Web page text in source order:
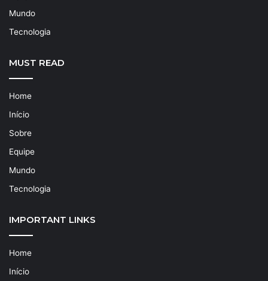
Mundo
Tecnologia
MUST READ
Home
Início
Sobre
Equipe
Mundo
Tecnologia
IMPORTANT LINKS
Home
Início